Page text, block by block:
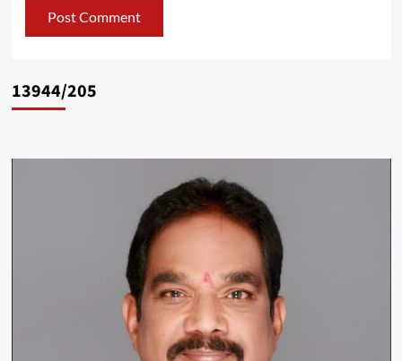
13944/205